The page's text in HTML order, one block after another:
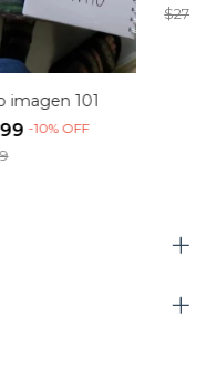
imagen 101
-10% OFF